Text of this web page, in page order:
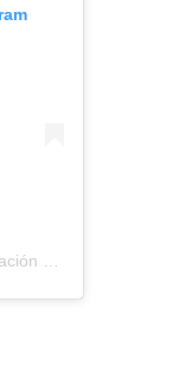
Una publicación compartida de Federación Montañismo Tenerife (@federacion_montanismo_tenerife)